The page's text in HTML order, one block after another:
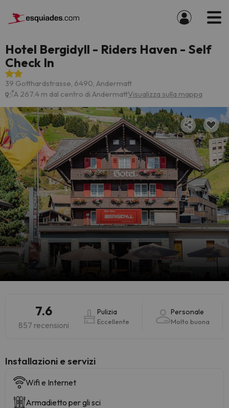
Hotel Bergidyll - Riders Haven - Self
Check In
39 Gotthardstrasse, 6490, Andermatt
A 267.4 m dal centro di AndermattVisualizza sulla mappa
7.6
857 recensioni
Pulizia
Eccellente
Personale
Molto buona
Installazioni e servizi
Wifi e Internet
Armadietto per gli sci